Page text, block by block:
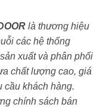
là thương hiệu
các hệ thống
xuất và phân phối
chất lượng cao, giá
cầu khách hàng.
chính sách bán